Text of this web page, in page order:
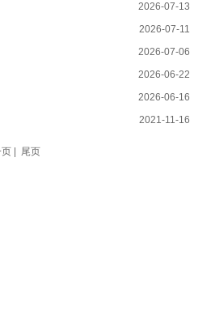
2026-07-13
2026-07-11
2026-07-06
2026-06-22
2026-06-16
2021-11-16
| 尾页